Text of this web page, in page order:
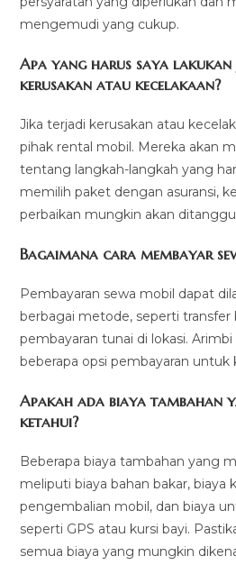
mengemudi yang cukup.
Apa yang harus saya
kerusakan atau kecelakaan?
Jika terjadi kerusakan atau
pihak rental mobil. Mereka akan
tentang langkah-langkah yang
memilih paket dengan asuransi,
perbaikan mungkin akan
Bagaimana cara membayar
Pembayaran sewa mobil dapat
berbagai metode, seperti transfer
pembayaran tunai di lokasi.
beberapa opsi pembayaran untuk
Apakah ada biaya tambahan
ketahui?
Beberapa biaya tambahan yang
meliputi biaya bahan bakar, biaya
pengembalian mobil, dan biaya
seperti GPS atau kursi bayi.
semua biaya yang mungkin